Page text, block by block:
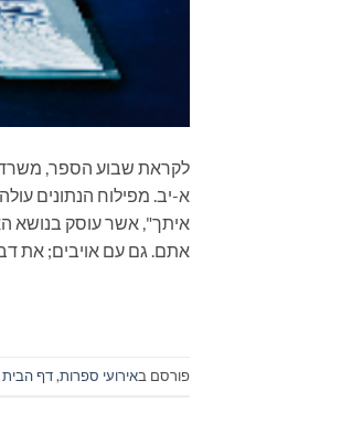
א-יב. מפילוח הנתונים
איתך", אשר עוסק בנושא
אתם. גם עם אויבים; את
פורסם באירועי ספרות,דף הבית